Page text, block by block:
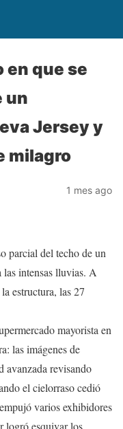
en que se
un
Jersey y
milagro
1 mes ago
parcial del techo de un
las intensas lluvias. A
estructura, las 27
mayorista en
las imágenes de
avanzada revisando
el cielorraso cedió
varios exhibidores
logró esquivar los